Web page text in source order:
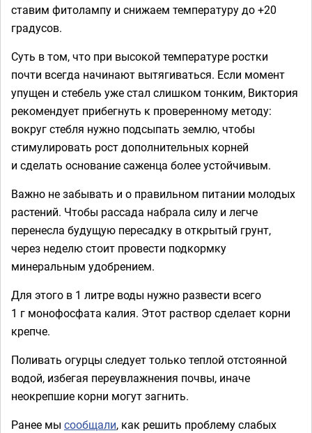
ставим фитолампу и снижаем температуру до +20
градусов.
Суть в том, что при высокой температуре ростки
почти всегда начинают вытягиваться. Если момент
упущен и стебель уже стал слишком тонким, Виктория
рекомендует прибегнуть к проверенному методу:
вокруг стебля нужно подсыпать землю, чтобы
стимулировать рост дополнительных корней
и сделать основание саженца более устойчивым.
Важно не забывать и о правильном питании молодых
растений. Чтобы рассада набрала силу и легче
перенесла будущую пересадку в открытый грунт,
через неделю стоит провести подкормку
минеральным удобрением.
Для этого в 1 литре воды нужно развести всего
1 г монофосфата калия. Этот раствор сделает корни
крепче.
Поливать огурцы следует только теплой отстоянной
водой, избегая переувлажнения почвы, иначе
неокрепшие корни могут загнить.
Ранее мы сообщали, как решить проблему слабых